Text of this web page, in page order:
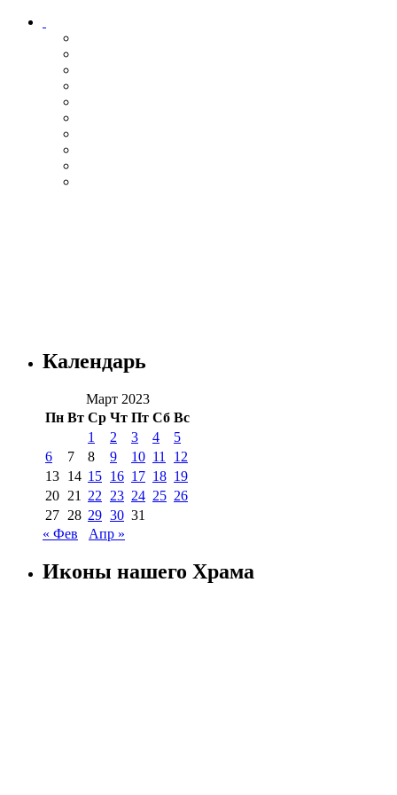
Календарь
Март 2023
Пн Вт Ср Чт Пт Сб Вс
1
2 3 4
5
6
7 8 9 10 11
12
13 14 15 16 17 18 19
20 21 22 23 24 25 26
27 28 29 30 31
« Фев
Апр »
Иконы нашего Храма